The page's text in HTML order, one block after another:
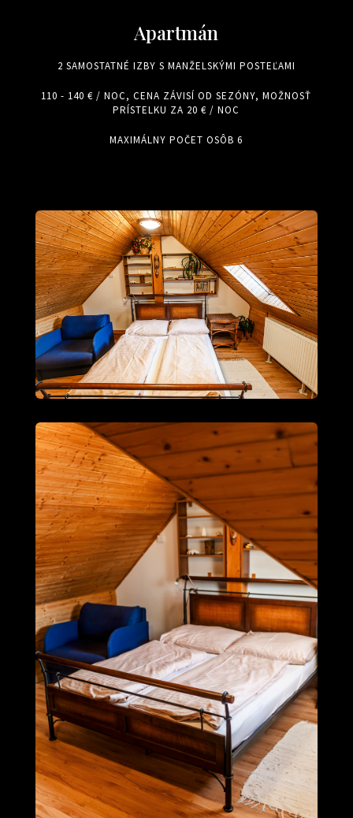
Apartmán
2 SAMOSTATNÉ IZBY S MANŽELSKÝMI POSTEĽAMI
110 - 140 € / NOC, CENA ZÁVISÍ OD SEZÓNY, MOŽNOSŤ
PRÍSTELKU ZA 20 € / NOC
MAXIMÁLNY POČET OSÔB 6